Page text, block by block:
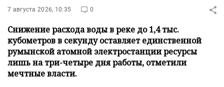
7 августа 2026, 10:35 0
Снижение расхода воды в реке до 1,4 тыс.
кубометров в секунду оставляет единственной
румынской атомной электростанции ресурсы
лишь на три-четыре дня работы, отметили
мечтные власти.